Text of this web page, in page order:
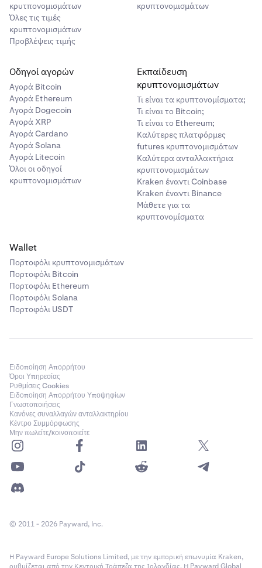
κρυτπονομισμάτων
Όλες τις τιμές
κρυπτονομισμάτων
Προβλέψεις τιμής
κρυπτονομισμάτων
Οδηγοί αγορών
Αγορά Bitcoin
Αγορά Ethereum
Αγορά Dogecoin
Αγορά XRP
Αγορά Cardano
Αγορά Solana
Αγορά Litecoin
Όλοι οι οδηγοί
κρυπτονομισμάτων
Εκπαίδευση
κρυπτονομισμάτων
Τι είναι τα κρυπτονομίσματα;
Τι είναι το Bitcoin;
Τι είναι το Ethereum;
Καλύτερες πλατφόρμες
futures κρυπτονομισμάτων
Καλύτερα ανταλλακτήρια
κρυπτονομισμάτων
Kraken έναντι Coinbase
Kraken έναντι Binance
Μάθετε για τα
κρυπτονομίσματα
Wallet
Πορτοφόλι κρυπτονομισμάτων
Πορτοφόλι Bitcoin
Πορτοφόλι Ethereum
Πορτοφόλι Solana
Πορτοφόλι USDT
Ειδοποίηση Απορρήτου
Όροι Υπηρεσίας
Ρυθμίσεις Cookies
Ειδοποίηση Απορρήτου Υποψηφίων
Γνωστοποιήσεις
Κανόνες συναλλαγών ανταλλακτηρίου
Κέντρο Συμμόρφωσης
Μην πωλείτε/κοινοποιείτε
© 2011 - 2026 Payward, Inc.
Η Payward Europe Solutions Limited, με την εμπορική επωνυμία Kraken,